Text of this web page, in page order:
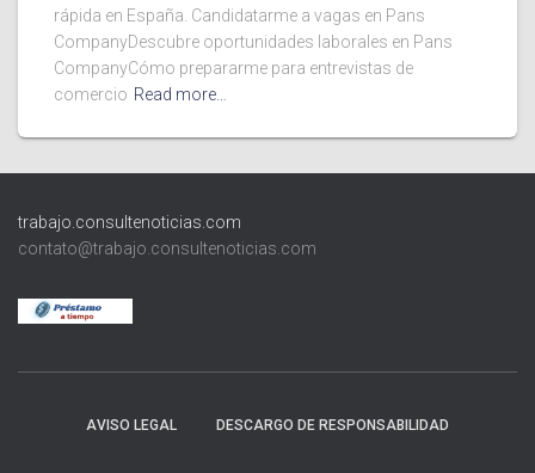
rápida en España. Candidatarme a vagas en Pans
CompanyDescubre oportunidades laborales en Pans
CompanyCómo prepararme para entrevistas de
comercio Read more…
trabajo.consultenoticias.com
contato@trabajo.consultenoticias.com
AVISO LEGAL DESCARGO DE RESPONSABILIDAD